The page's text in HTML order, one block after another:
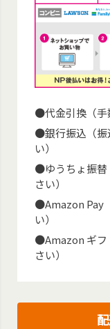
●代金引換（手
●銀行振込（振
い）
●ゆうちょ振替
さい）
●Amazon Pay
い）
●Amazon ギフ
さい）